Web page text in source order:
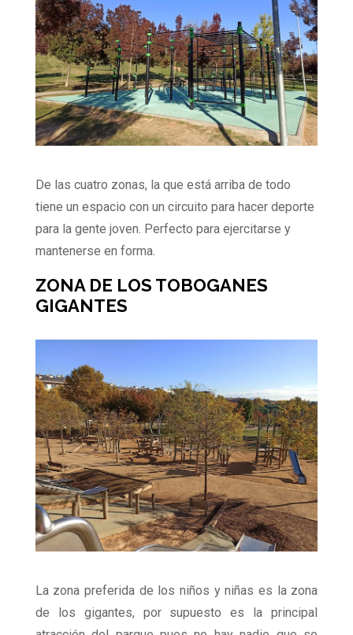
De las cuatro zonas, la que está arriba de todo
tiene un espacio con un circuito para hacer deporte
para la gente joven. Perfecto para ejercitarse y
mantenerse en forma.
ZONA DE LOS TOBOGANES
GIGANTES
La zona preferida de los niños y niñas es la zona
de los gigantes, por supuesto es la principal